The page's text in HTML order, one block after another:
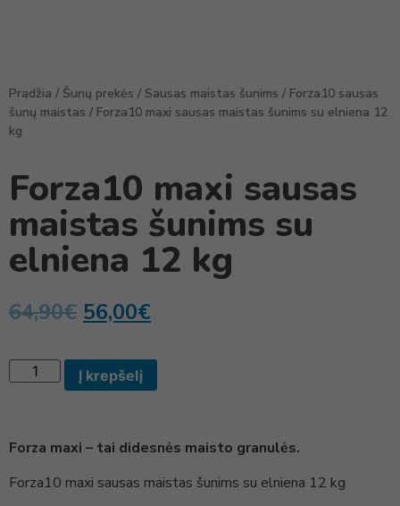
Pradžia / Šunų prekės / Sausas maistas šunims / Forza10 sausas
šunų maistas / Forza10 maxi sausas maistas šunims su elniena 12
kg
Forza10 maxi sausas
maistas šunims su
elniena 12 kg
64,90€ 56,00€
Į krepšelį
Forza maxi – tai didesnės maisto granulės.
Forza10 maxi sausas maistas šunims su elniena 12 kg